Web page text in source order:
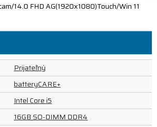
14.0 FHD AG(1920x1080)Touch/Win 11
Prijateľný
batteryCARE+
Intel Core i5
16GB SO-DIMM DDR4